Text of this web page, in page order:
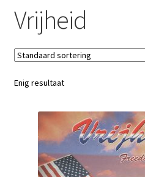
Assortiment
Account
Nieuws
Klantenservice
Vrijheid
Enig resultaat